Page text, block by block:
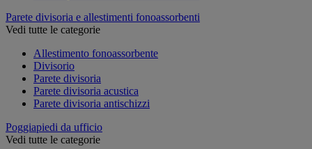
Parete divisoria e allestimenti fonoassorbenti
Vedi tutte le categorie
Allestimento fonoassorbente
Divisorio
Parete divisoria
Parete divisoria acustica
Parete divisoria antischizzi
Poggiapiedi da ufficio
Vedi tutte le categorie